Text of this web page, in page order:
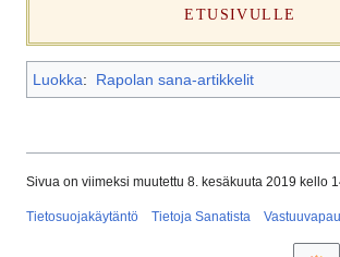
ETUSIVULLE
Luokka: Rapolan sana-artikkelit
Sivua on viimeksi muutettu 8. kesäkuuta 2019 kello
Tietosuojakäytäntö Tietoja Sanatista